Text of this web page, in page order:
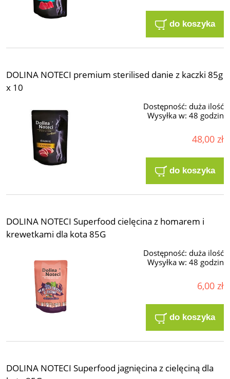
do koszyka
DOLINA NOTECI premium sterilised danie z kaczki 85g
x 10
Dostępność: duża ilość
Wysyłka w: 48 godzin
48,00 zł
do koszyka
DOLINA NOTECI Superfood cielęcina z homarem i
krewetkami dla kota 85G
Dostępność: duża ilość
Wysyłka w: 48 godzin
6,00 zł
do koszyka
DOLINA NOTECI Superfood jagnięcina z cielęciną dla